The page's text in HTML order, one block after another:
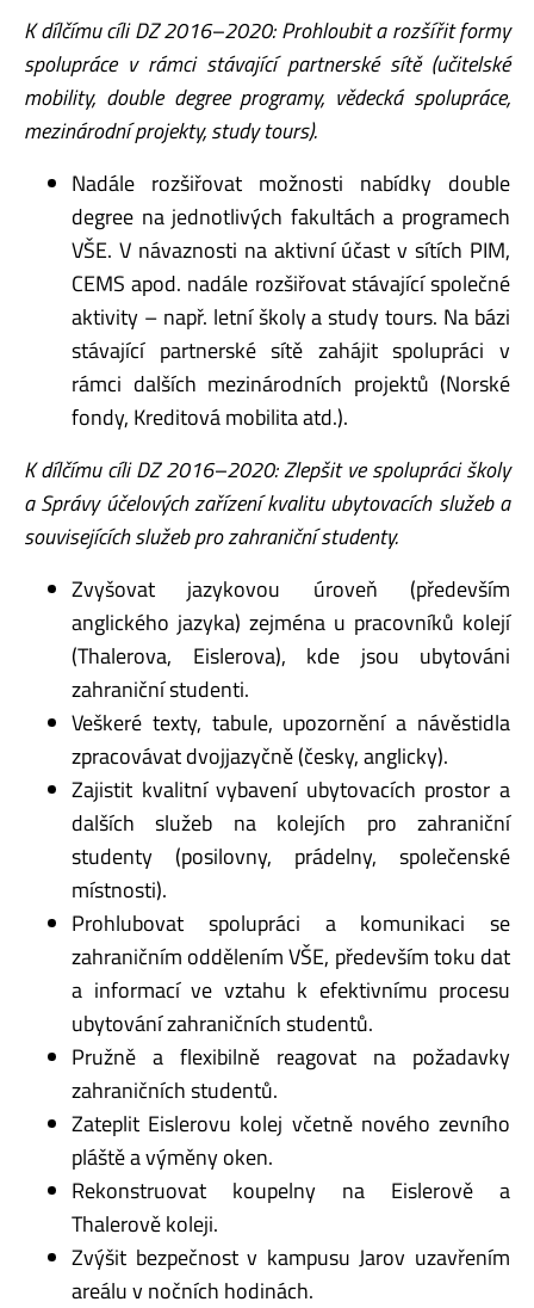
K dílčímu cíli DZ 2016–2020: Prohloubit a rozšířit formy
spolupráce v rámci stávající partnerské sítě (učitelské
mobility, double degree programy, vědecká spolupráce,
mezinárodní projekty, study tours).
Nadále rozšiřovat možnosti nabídky double
degree na jednotlivých fakultách a programech
VŠE. V návaznosti na aktivní účast v sítích PIM,
CEMS apod. nadále rozšiřovat stávající společné
aktivity – např. letní školy a study tours. Na bázi
stávající partnerské sítě zahájit spolupráci v
rámci dalších mezinárodních projektů (Norské
fondy, Kreditová mobilita atd.).
K dílčímu cíli DZ 2016–2020: Zlepšit ve spolupráci školy
a Správy účelových zařízení kvalitu ubytovacích služeb a
souvisejících služeb pro zahraniční studenty.
Zvyšovat jazykovou úroveň (především
anglického jazyka) zejména u pracovníků kolejí
(Thalerova, Eislerova), kde jsou ubytováni
zahraniční studenti.
Veškeré texty, tabule, upozornění a návěstidla
zpracovávat dvojjazyčně (česky, anglicky).
Zajistit kvalitní vybavení ubytovacích prostor a
dalších služeb na kolejích pro zahraniční
studenty (posilovny, prádelny, společenské
místnosti).
Prohlubovat spolupráci a komunikaci se
zahraničním oddělením VŠE, především toku dat
a informací ve vztahu k efektivnímu procesu
ubytování zahraničních studentů.
Pružně a flexibilně reagovat na požadavky
zahraničních studentů.
Zateplit Eislerovu kolej včetně nového zevního
pláště a výměny oken.
Rekonstruovat koupelny na Eislerově a
Thalerově koleji.
Zvýšit bezpečnost v kampusu Jarov uzavřením
areálu v nočních hodinách.